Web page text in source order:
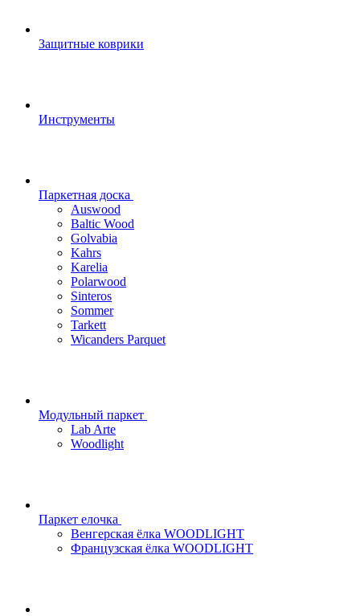
Защитные коврики
Инструменты
Паркетная доска
Auswood
Baltic Wood
Golvabia
Kahrs
Karelia
Polarwood
Sinteros
Sommer
Tarkett
Wicanders Parquet
Модульный паркет
Lab Arte
Woodlight
Паркет елочка
Венгерская ёлка WOODLIGHT
Французская ёлка WOODLIGHT